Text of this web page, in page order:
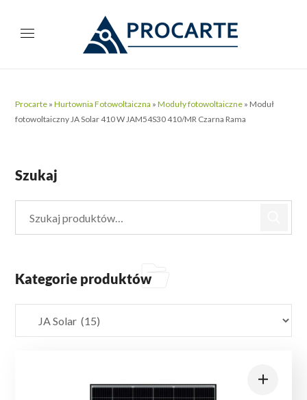
Procarte »Hurtownia Fotowoltaiczna »Moduły fotowoltaiczne » Moduł
fotowoltaiczny JA Solar 410 W JAM54S30 410/MR Czarna Rama
Szukaj
Kategorie produktów